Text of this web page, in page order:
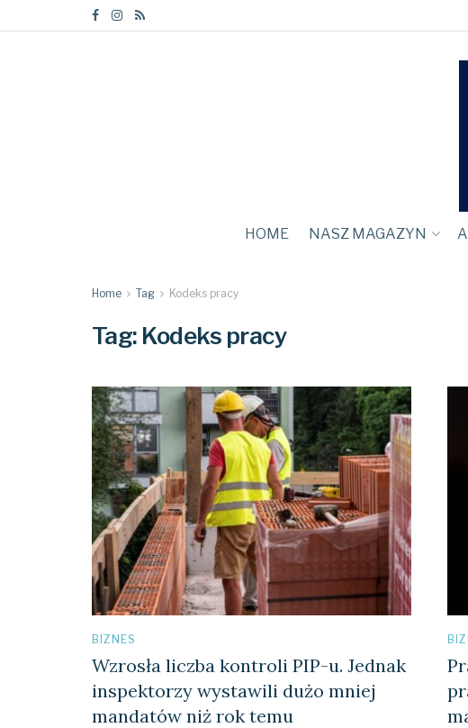
HOME NASZ MAGAZYN
Home Tag Kodeks pracy
Tag: Kodeks pracy
BIZNES
Wzrosła liczba kontroli PIP-u. Jednak
inspektorzy wystawili dużo mniej
mandatów niż rok temu